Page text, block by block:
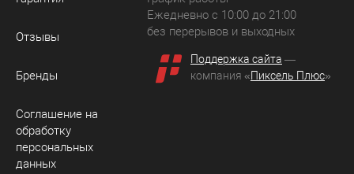
Отзывы
Бренды
Соглашение на
обработку
персональных
данных
Ежедневно с 10:00 до 21:00
без перерывов и выходных
Поддержка сайта —
компания «Пиксель Плюс»